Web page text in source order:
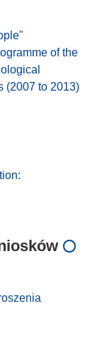
of the
(2007 to 2013)